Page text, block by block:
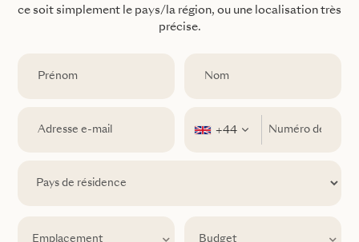
ce soit simplement le pays/la région, ou une localisation très
précise.
+44
Emplacement Budget